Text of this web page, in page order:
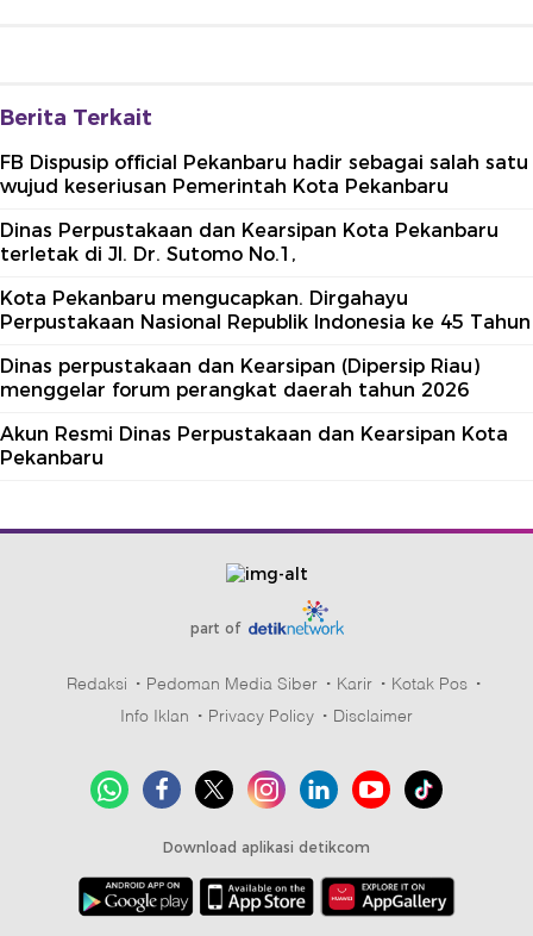
Berita Terkait
FB Dispusip official Pekanbaru hadir sebagai salah satu
wujud keseriusan Pemerintah Kota Pekanbaru
Dinas Perpustakaan dan Kearsipan Kota Pekanbaru
terletak di Jl. Dr. Sutomo No.1,
Kota Pekanbaru mengucapkan. Dirgahayu
Perpustakaan Nasional Republik Indonesia ke 45 Tahun
Dinas perpustakaan dan Kearsipan (Dipersip Riau)
menggelar forum perangkat daerah tahun 2026
Akun Resmi Dinas Perpustakaan dan Kearsipan Kota
Pekanbaru
part of
Redaksi Pedoman Media Siber Karir
Kotak Pos
Info Iklan
Privacy Policy Disclaimer
Download aplikasi detikcom